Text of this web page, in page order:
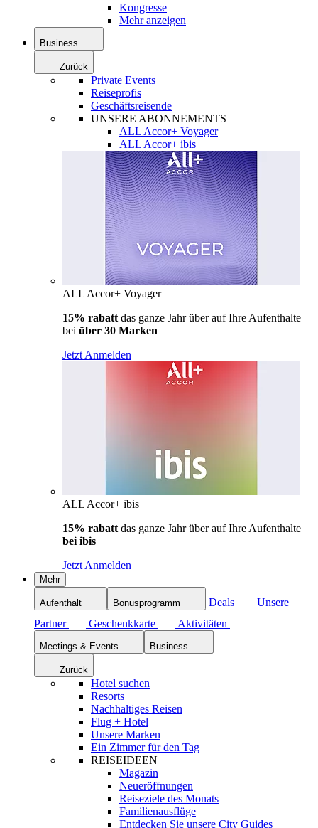
Kongresse
Mehr anzeigen
Business
Zurück
Private Events
Reiseprofis
Geschäftsreisende
UNSERE ABONNEMENTS
ALL Accor+ Voyager
ALL Accor+ ibis
ALL Accor+ Voyager
15% rabatt das ganze Jahr über auf Ihre Aufenthalte
bei über 30 Marken
Jetzt Anmelden
ALL Accor+ ibis
15% rabatt das ganze Jahr über auf Ihre Aufenthalte
bei ibis
Jetzt Anmelden
Mehr
Aufenthalt Bonusprogramm Deals
Unsere
Partner
Geschenkkarte Aktivitäten
Meetings & Events Business
Zurück
Hotel suchen
Resorts
Nachhaltiges Reisen
Flug + Hotel
Unsere Marken
Ein Zimmer für den Tag
REISEIDEEN
Magazin
Neueröffnungen
Reiseziele des Monats
Familienausflüge
Entdecken Sie unsere City Guides